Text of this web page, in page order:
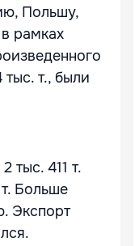
Польшу,
рамках
т., были
тыс. 411 т.
Больше
Экспорт